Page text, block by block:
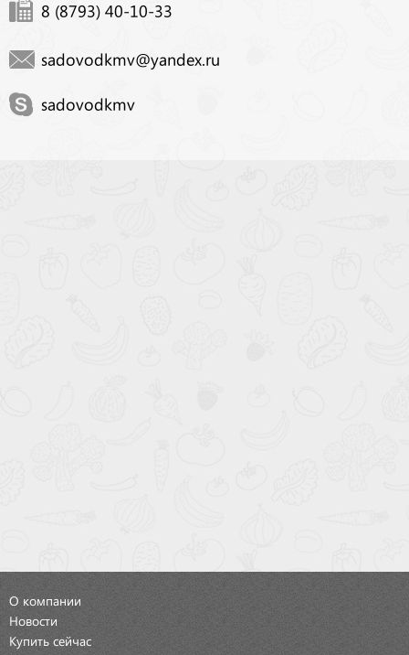
8 (8793) 40-10-33
sadovodkmv@yandex.ru
sadovodkmv
О компании
Новости
Купить сейчас